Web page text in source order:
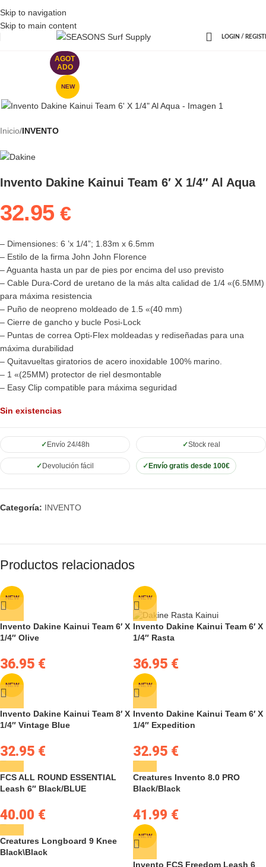
Skip to navigation
Skip to main content
LOGIN /
AGOT
ADO
NEW
Inicio INVENTO
Invento Dakine Kainui Team 6′ X 1/4″ Al Aqua
32.95€
– Dimensiones: 6 ’x 1/4”; 1.83m x 6.5mm
– Estilo de la firma John John Florence
– Aguanta hasta un par de pies por encima del uso previsto
– Cable Dura-Cord de uretano de la más alta calidad de 1/4 «(6.5MM)
para máxima resistencia
– Puño de neopreno moldeado de 1.5 «(40 mm)
– Cierre de gancho y bucle Posi-Lock
– Puntas de correa Opti-Flex moldeadas y rediseñadas para una
máxima durabilidad
– Quitavueltas giratorios de acero inoxidable 100% marino.
– 1 «(25MM) protector de riel desmontable
– Easy Clip compatible para máxima seguridad
Sin existencias
Envío 24/48h Stock real
Devolución fácil Envío gratis desde 100€
Categoría: INVENTO
Productos relacionados
NEW
Invento Dakine Kainui Team 6′ X
1/4″ Olive
36.95 €
NEW
Invento Dakine Kainui Team 6′ X
1/4″ Rasta
36.95 €
NEW
Invento Dakine Kainui Team 8′ X
1/4″ Vintage Blue
32.95 €
NEW
Invento Dakine Kainui Team 6′ X
1/4″ Expedition
32.95 €
FCS ALL ROUND ESSENTIAL
Leash 6″ Black/BLUE
40.00 €
Creatures Invento 8.0 PRO
Black/Black
41.99 €
Creatures Longboard 9 Knee
Black\Black
NEW
Invento FCS Freedom Leash 6